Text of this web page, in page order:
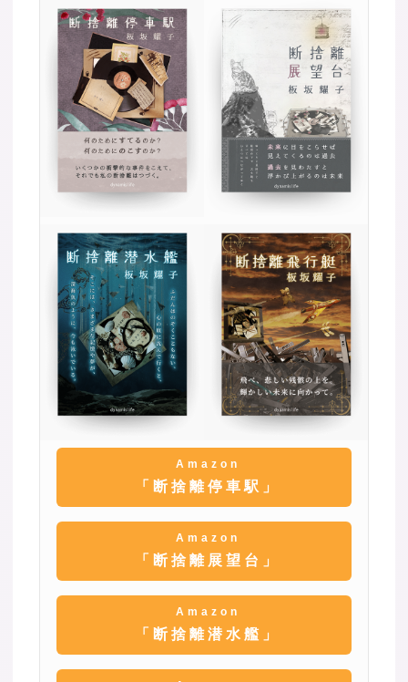
Amazon
「断捨離停車駅」
Amazon
「断捨離展望台」
Amazon
「断捨離潜水艦」